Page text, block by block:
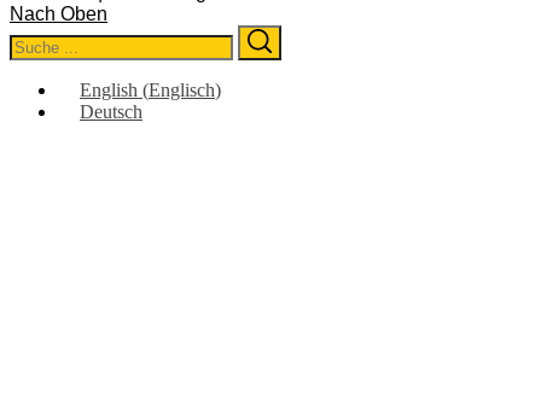
Nach Oben
Search
for:
English (Englisch)
Deutsch